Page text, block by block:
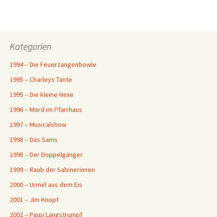
Kategorien
1994 – Die Feuerzangenbowle
1995 – Charleys Tante
1995 – Die kleine Hexe
1996 – Mord im Pfarrhaus
1997 – Musicalshow
1998 – Das Sams
1998 – Der Doppelgänger
1999 – Raub der Sabinerinnen
2000 – Urmel aus dem Eis
2001 – Jim Knopf
2002 – Pippi Langstrumpf